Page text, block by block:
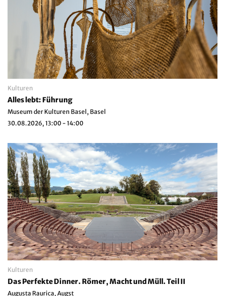
Kulturen
Alles lebt: Führung
Museum der Kulturen Basel, Basel
30.08.2026, 13:00 - 14:00
Kulturen
Das Perfekte Dinner. Römer, Macht und Müll. Teil II
Augusta Raurica, Augst